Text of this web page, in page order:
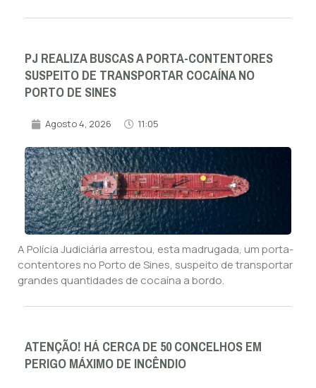
PJ REALIZA BUSCAS A PORTA-CONTENTORES
SUSPEITO DE TRANSPORTAR COCAÍNA NO
PORTO DE SINES
Agosto 4, 2026 11:05
A Polícia Judiciária arrestou, esta madrugada, um porta-
contentores no Porto de Sines, suspeito de transportar
grandes quantidades de cocaína a bordo.
ATENÇÃO! HÁ CERCA DE 50 CONCELHOS EM
PERIGO MÁXIMO DE INCÊNDIO